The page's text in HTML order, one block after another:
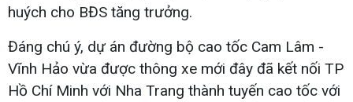
huých cho BĐS tăng trưởng.
Đáng chú ý, dự án đường bộ cao tốc Cam Lâm -
Vĩnh Hảo vừa được thông xe mới đây đã kết nối TP
Hồ Chí Minh với Nha Trang thành tuyến cao tốc với